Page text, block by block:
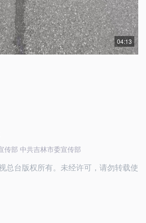
04:13
传部 中共吉林市委宣传部
总台版权所有。未经许可，请勿转载使